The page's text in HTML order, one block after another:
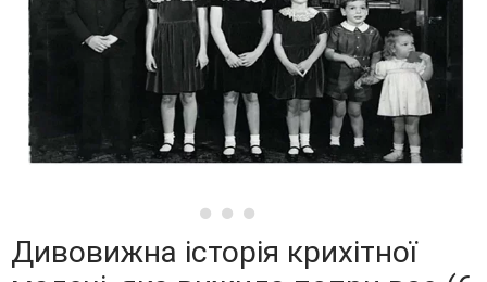
Дивовижна історія крихітної